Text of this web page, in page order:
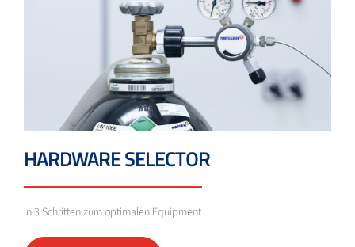
HARDWARE SELECTOR
In 3 Schritten zum optimalen Equipment